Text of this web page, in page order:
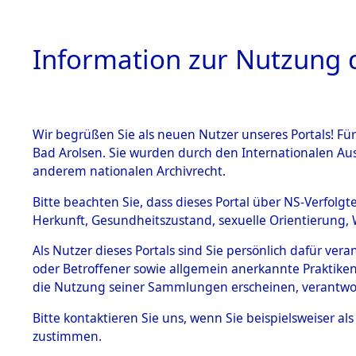
HOME
BESTÄNDE
Inhaftierungsdoku
mente
1.2.9 Beim ITS
verwahrte
1.2.9.1
Effekten aus
0002
Information zur Nutzung
Wir begrüßen Sie als neuen Nutzer unseres Portals!
Bad Arolsen. Sie wurden durch den Internationalen
anderem nationalen Archivrecht.
Bitte beachten Sie, dass dieses Portal über NS-
Herkunft, Gesundheitszustand, sexuelle
Als Nutzer dieses Portals sind Sie persönlich dafür
oder Betroffener sowie allgemein anerkannte
die Nutzung seiner Sammlungen erscheinen,
Bitte kontaktieren Sie uns, wenn Sie beispielsweiser
zustimmen.